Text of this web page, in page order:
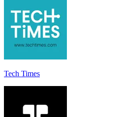
Tech Times